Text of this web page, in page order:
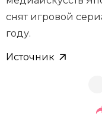
снят игровой
году.
Источник